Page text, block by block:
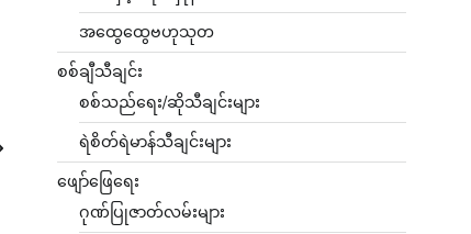
အထွေထွေဗဟုသုတ
စစ်ချီသီချင်း
စစ်သည်ရေး/ဆိုသီချင်းများ
ရဲစိတ်ရဲမာန်သီချင်းများ
ဖျော်ဖြေရေး
ဂုဏ်ပြုဇာတ်လမ်းများ